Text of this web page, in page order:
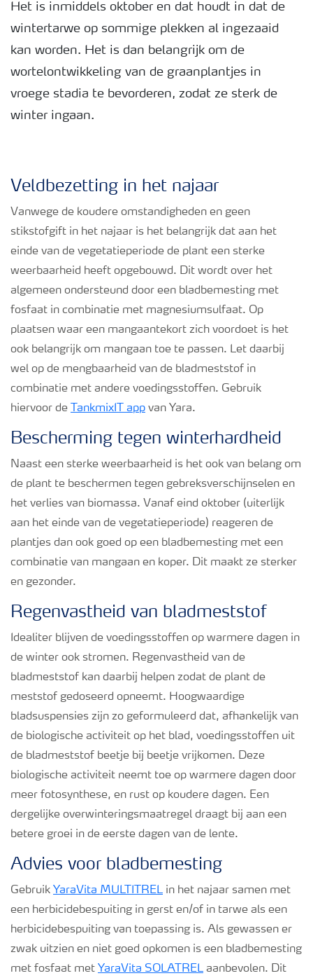
Het is inmiddels oktober en dat houdt in dat de
wintertarwe op sommige plekken al ingezaaid
kan worden. Het is dan belangrijk om de
wortelontwikkeling van de graanplantjes in
vroege stadia te bevorderen, zodat ze sterk de
winter ingaan.
Veldbezetting in het najaar
Vanwege de koudere omstandigheden en geen
stikstofgift in het najaar is het belangrijk dat aan het
einde van de vegetatieperiode de plant een sterke
weerbaarheid heeft opgebouwd. Dit wordt over het
algemeen ondersteund door een bladbemesting met
fosfaat in combinatie met magnesiumsulfaat. Op
plaatsen waar een mangaantekort zich voordoet is het
ook belangrijk om mangaan toe te passen. Let daarbij
wel op de mengbaarheid van de bladmeststof in
combinatie met andere voedingsstoffen. Gebruik
hiervoor de
TankmixIT app van Yara.
Bescherming tegen winterhardheid
Naast een sterke weerbaarheid is het ook van belang om
de plant te beschermen tegen gebreksverschijnselen en
het verlies van biomassa. Vanaf eind oktober (uiterlijk
aan het einde van de vegetatieperiode) reageren de
plantjes dan ook goed op een bladbemesting met een
combinatie van mangaan en koper. Dit maakt ze sterker
en gezonder.
Regenvastheid van bladmeststof
Idealiter blijven de voedingsstoffen op warmere dagen in
de winter ook stromen. Regenvastheid van de
bladmeststof kan daarbij helpen zodat de plant de
meststof gedoseerd opneemt. Hoogwaardige
bladsuspensies zijn zo geformuleerd dat, afhankelijk van
de biologische activiteit op het blad, voedingsstoffen uit
de bladmeststof beetje bij beetje vrijkomen. Deze
biologische activiteit neemt toe op warmere dagen door
meer fotosynthese, en rust op koudere dagen. Een
dergelijke overwinteringsmaatregel draagt bij aan een
betere groei in de eerste dagen van de lente.
Advies voor bladbemesting
Gebruik YaraVita MULTITREL in het najaar samen met
een herbicidebespuiting in gerst en/of in tarwe als een
herbicidebespuiting van toepassing is. Als gewassen er
zwak uitzien en niet goed opkomen is een bladbemesting
met fosfaat met YaraVita SOLATREL aanbevolen. Dit